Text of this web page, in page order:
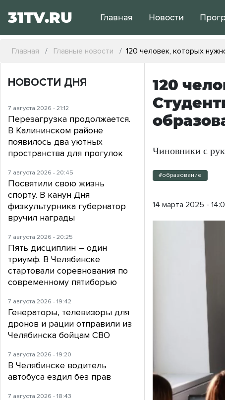
31TV.RU Главная Новости
Главная Главные новости 120 человек, которых
120
Чиновники с
#образование
14 марта 2025 -
НОВОСТИ ДНЯ
7 августа 2026 - 21:12
Перезагрузка продолжается.
В Калининском районе
появилось два уютных
пространства для прогулок
7 августа 2026 - 20:45
Посвятили свою жизнь
спорту. В канун Дня
физкультурника губернатор
вручил награды
7 августа 2026 - 20:25
Пять дисциплин – один
триумф. В Челябинске
стартовали соревнования по
современному пятиборью
7 августа 2026 - 19:42
Генераторы, телевизоры для
дронов и рации отправили из
Челябинска бойцам СВО
7 августа 2026 - 19:20
В Челябинске водитель
автобуса ездил без прав
7 августа 2026 - 18:43